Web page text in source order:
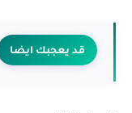
قد يعجبك ايضا